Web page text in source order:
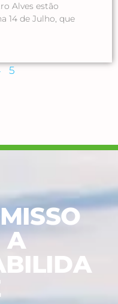
Alves estão
14 de Julho, que
5
A